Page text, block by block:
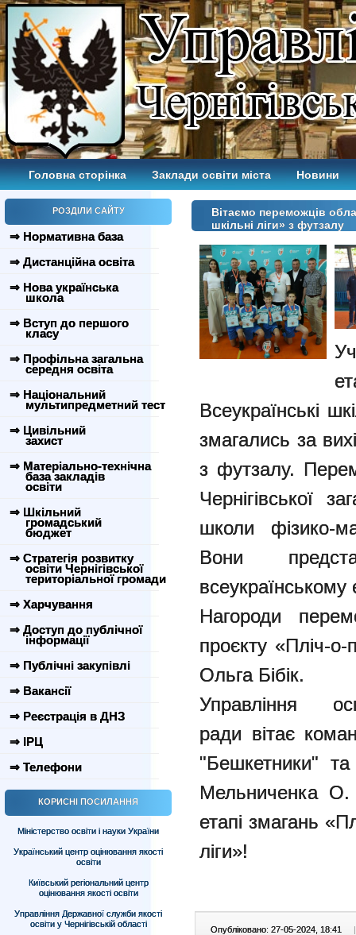
Головна сторінка Заклади освіти міста Новини
РОЗДІЛИ САЙТУ
⇒ Нормативна база
⇒ Дистанційна освіта
⇒ Нова українська
школа
⇒ Вступ до першого
класу
⇒ Профільна загальна
середня освіта
⇒ Національний
мультипредметний тест
⇒ Цивільний
захист
⇒ Матеріально-технічна
база закладів
освіти
⇒ Шкільний
громадський
бюджет
⇒ Стратегія розвитку
освіти Чернігівської
територіальної громади
⇒ Харчування
⇒ Доступ до публічної
інформації
⇒ Публічні закупівлі
⇒ Вакансії
⇒ Реєстрація в ДНЗ
⇒ ІРЦ
⇒ Телефони
КОРИСНІ ПОСИЛАННЯ
Міністерство освіти і науки України
Український центр оцінювання якості
освіти
Київський регіональний центр
оцінювання якості освіти
Управління Державної служби якості
освіти у Чернігівській області
Вітаємо переможців
шкільні ліги» з футзалу
Всеукраїнські
змагались за
з футзалу.
Чернігівської
школи фізико-
Вони
всеукраїнському
Нагороди
проєкту «Пліч-о-
Ольга Бібік.
Управління
ради вітає
"Бешкетники"
Мельниченка
етапі змагань
ліги»!
Опубліковано: 27-05-2024, 18:41 |